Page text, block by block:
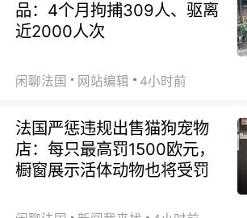
品：4个月拘捕309人、驱离
近2000人次
闲聊法国 网站编辑 4小时前
法国严惩违规出售猫狗宠物
店：每只最高罚1500欧元，
橱窗展示活体动物也将受罚